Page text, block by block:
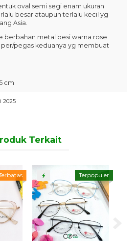
oval semi segi enam ukuran
besar ataupun terlalu kecil yg
Asia.
berbahan metal besi warna rose
pegas keduanya yg membuat
cm
cm
cm
2025
Terkait
Terpopuler